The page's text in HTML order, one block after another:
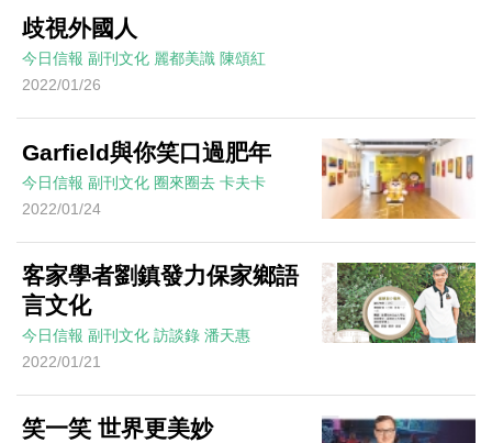
歧視外國人
今日信報 副刊文化 麗都美識 陳頌紅
2022/01/26
Garfield與你笑口過肥年
今日信報 副刊文化 圈來圈去 卡夫卡
2022/01/24
客家學者劉鎮發力保家鄉語
言文化
今日信報 副刊文化 訪談錄 潘天惠
2022/01/21
笑一笑 世界更美妙